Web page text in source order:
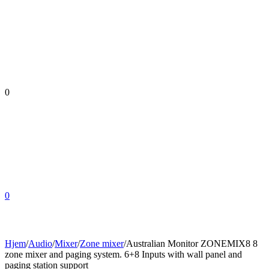
0
0
Hjem/Audio/Mixer/Zone mixer/Australian Monitor ZONEMIX8 8
zone mixer and paging system. 6+8 Inputs with wall panel and
paging station support